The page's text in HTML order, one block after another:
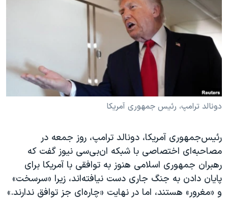
فرهنگ و زندگی
حقوق شهروندی
مستندها
انتخابات ریاست جمهوری آمریکا ۲۰۲۴
حمله جمهوری اسلامی به اسرائیل
ورزش زنان در ایران
تریبونال مردمی آبان ۹۸
دادگاه حمید نوری
چهل سال گروگان‌گیری
قانون شفافیت دارائی کادر رهبری ایران
دنبال کنید
زبانهای مختلف
دونالد ترامپ، رئیس جمهوری آمریکا
رئیس‌جمهوری آمریکا، دونالد ترامپ، روز جمعه در
مصاحبه‌ای اختصاصی با شبکه ان‌بی‌سی نیوز گفت که
رهبران جمهوری اسلامی هنوز به توافقی با آمریکا برای
پایان دادن به جنگ جاری دست نیافته‌اند، زیرا «سرسخت»
و «مغرور» هستند، اما در نهایت «چاره‌ای جز توافق ندارند.»